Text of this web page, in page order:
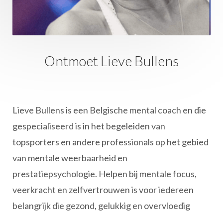
Ontmoet Lieve Bullens
Lieve Bullens is een Belgische mental coach en die
gespecialiseerd is in het begeleiden van
topsporters en andere professionals op het gebied
van mentale weerbaarheid en
prestatiepsychologie. Helpen bij mentale focus,
veerkracht en zelfvertrouwen is voor iedereen
belangrijk die gezond, gelukkig en overvloedig